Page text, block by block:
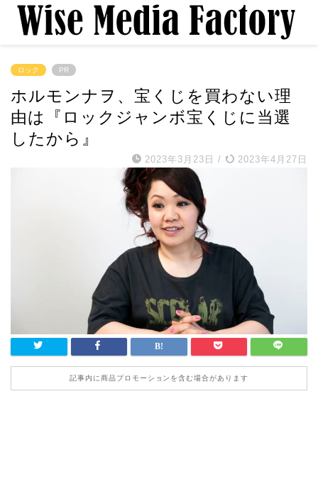
ロック PR
ホルモンナヲ、宝くじを買わない理
由は『ロックジャンボ宝くじに当選
したから』
2023年3月23日 / 2023年4月27日
記事内に商品プロモーションを含む場合があります